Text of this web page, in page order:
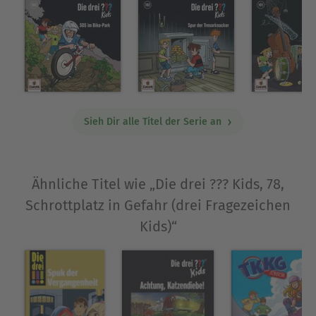
Sieh Dir alle Titel der Serie an
Ähnliche Titel wie „Die drei ??? Kids, 78,
Schrottplatz in Gefahr (drei Fragezeichen
Kids)“